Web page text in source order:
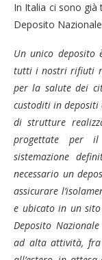
In Italia ci sono già
Deposito
Un unico deposito
tutti i nostri rifiuti
per la salute dei
custoditi in
di strutture
progettate per
sistemazione
necessario un
assicurare
e ubicato in un
Deposito
ad alta attività, fra